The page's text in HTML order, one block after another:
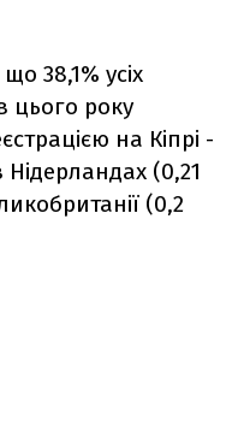
38,1% усіх
цього року
на Кіпрі -
(0,21
(0,2